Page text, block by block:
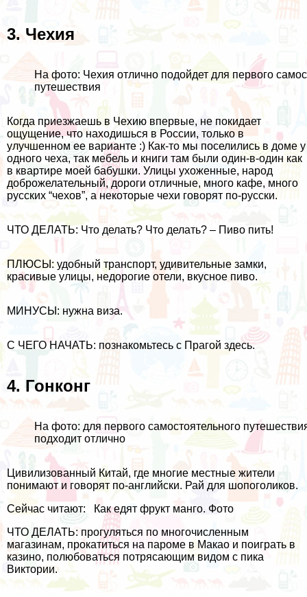
3. Чехия
На фото: Чехия отлично подойдет для первого
путешествия
Когда приезжаешь в Чехию впервые, не покидает
ощущение, что находишься в России, только в
улучшенном ее варианте :) Как-то мы поселились в доме у
одного чеха, так мебель и книги там были один-в-один как
в квартире моей бабушки. Улицы ухоженные, народ
доброжелательный, дороги отличные, много кафе, много
русских “чехов”, а некоторые чехи говорят по-русски.
ЧТО ДЕЛАТЬ: Что делать? Что делать? – Пиво пить!
ПЛЮСЫ: удобный транспорт, удивительные замки,
красивые улицы, недорогие отели, вкусное пиво.
МИНУСЫ: нужна виза.
С ЧЕГО НАЧАТЬ: познакомьтесь с Прагой здесь.
4. Гонконг
На фото: для первого самостоятельного
подходит отлично
Цивилизованный Китай, где многие местные жители
понимают и говорят по-английски. Рай для шопоголиков.
Сейчас читают:
Как едят фрукт манго. Фото
ЧТО ДЕЛАТЬ: прогуляться по многочисленным
магазинам, прокатиться на пароме в Макао и поиграть в
казино, полюбоваться потрясающим видом с пика
Виктории.